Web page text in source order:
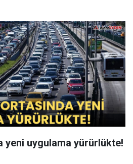
yeni uygulama yürürlükte!